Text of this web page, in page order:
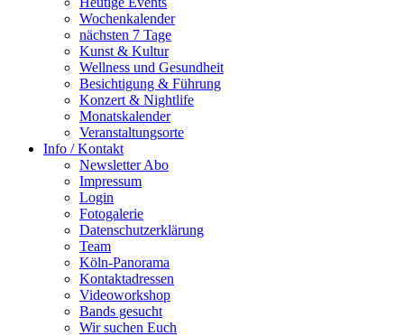
Wochenkalender
nächsten 7 Tage
Kunst & Kultur
Wellness und Gesundheit
Besichtigung & Führung
Konzert & Nightlife
Monatskalender
Veranstaltungsorte
Info / Kontakt
Newsletter Abo
Impressum
Login
Fotogalerie
Datenschutzerklärung
Team
Köln-Panorama
Kontaktadressen
Videoworkshop
Bands gesucht
Wir suchen Euch